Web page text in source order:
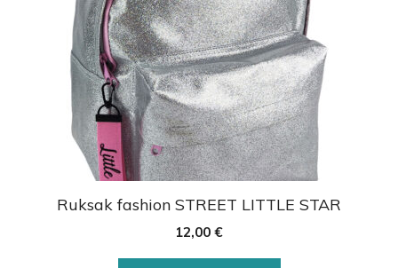
Ruksak fashion STREET LITTLE STAR
12,00 €